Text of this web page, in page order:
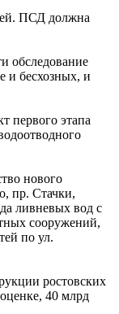
ПСД должна
обследование
и бесхозных, и
первого этапа
нового
пр. Стачки,
ливневых вод с
сооружений,
по ул.
ростовских
40 млрд